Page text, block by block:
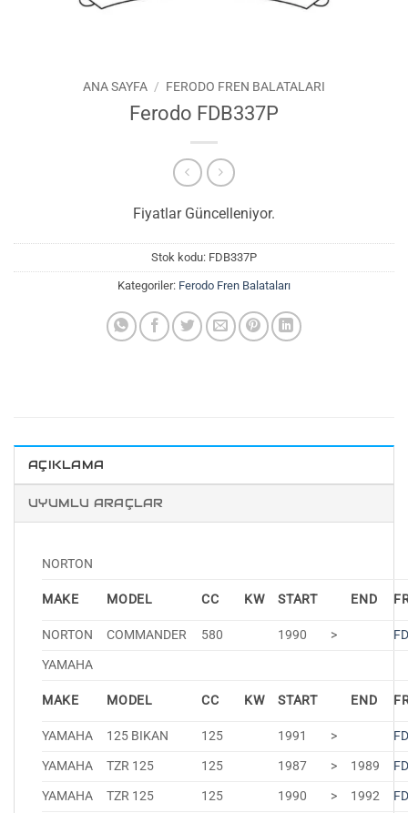
ANA SAYFA / FERODO FREN BALATALARI
Ferodo FDB337P
Fiyatlar Güncelleniyor.
Stok kodu: FDB337P
Kategoriler: Ferodo Fren Balataları
AÇIKLAMA
UYUMLU ARAÇLAR
NORTON
MAKE MODEL CC KW START END
NORTON COMMANDER 580 1990 >
YAMAHA
MAKE MODEL CC KW START END
YAMAHA 125 BIKAN 125 1991 >
YAMAHA
TZR 125 125 1987 > 1989
YAMAHA
TZR 125 125 1990 > 1992